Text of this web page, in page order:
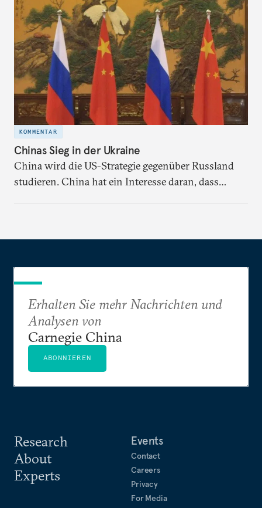
KOMMENTAR
Chinas Sieg in der Ukraine
China wird die US-Strategie gegenüber Russland
studieren. China hat ein Interesse daran, dass
Research
About
Experts
Events
Contact
Careers
Privacy
For Media
Erhalten Sie mehr Nachrichten und
Analysen von
Carnegie China
ABONNIEREN